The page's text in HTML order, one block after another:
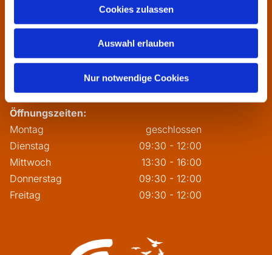
Cookies zulassen
Auswahl erlauben
Nur notwendige Cookies
Dependance Pfarrbüro:
pfarrei.klara-franziskus@bistum-fulda.de
Öffnungszeiten:
Montag
geschlossen
Dienstag
09:30 - 12:00
Mittwoch
13:30 - 16:00
Donnerstag
09:30 - 12:00
Freitag
09:30 - 12:00